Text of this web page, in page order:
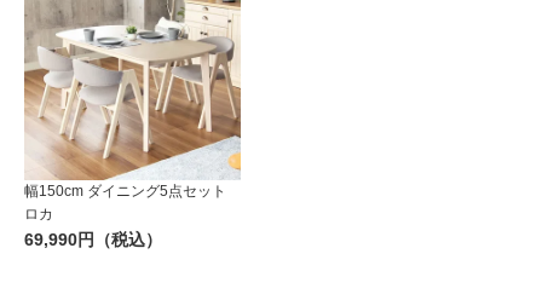
幅150cm ダイニング5点セット
ロカ
69,990円（税込）